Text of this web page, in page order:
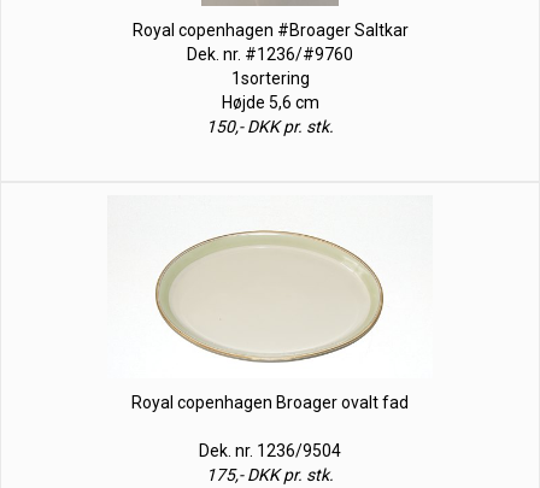
Royal copenhagen #Broager Saltkar
Dek. nr. #1236/#9760
1sortering
Højde 5,6 cm
150,- DKK pr. stk.
Royal copenhagen Broager ovalt fad
Dek. nr. 1236/9504
175,- DKK pr. stk.